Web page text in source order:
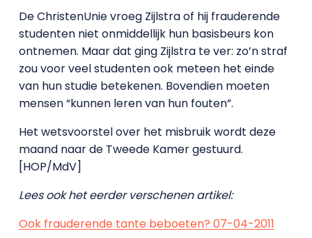
De ChristenUnie vroeg Zijlstra of hij frauderende
studenten niet onmiddellijk hun basisbeurs kon
ontnemen. Maar dat ging Zijlstra te ver: zo’n straf
zou voor veel studenten ook meteen het einde
van hun studie betekenen. Bovendien moeten
mensen “kunnen leren van hun fouten”.
Het wetsvoorstel over het misbruik wordt deze
maand naar de Tweede Kamer gestuurd.
[HOP/MdV]
Lees ook het eerder verschenen artikel:
Ook frauderende tante beboeten? 07-04-2011